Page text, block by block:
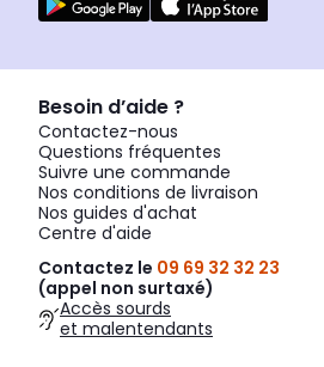
Besoin d’aide ?
Contactez-nous
Questions fréquentes
Suivre une commande
Nos conditions de livraison
Nos guides d'achat
Centre d'aide
Contactez le 09 69 32 32 23
(appel non surtaxé)
Accès sourds
et malentendants